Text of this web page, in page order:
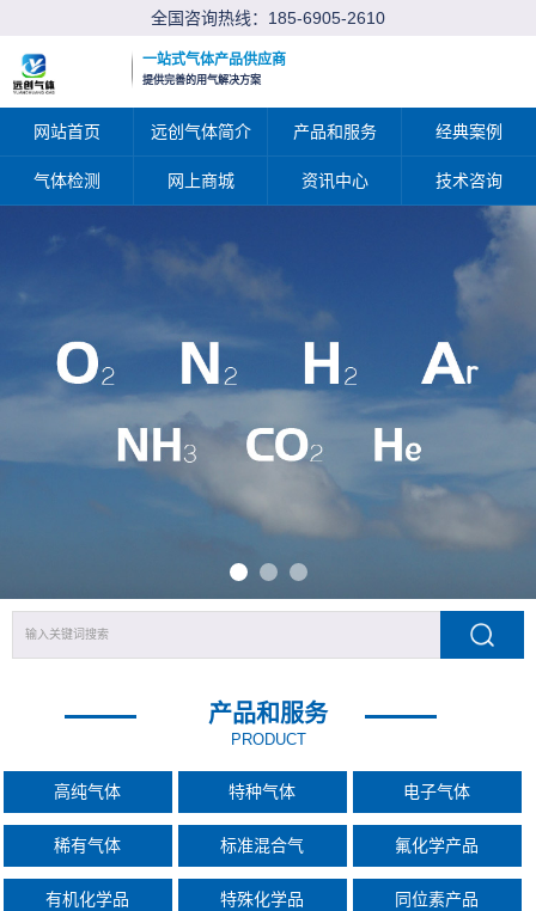
全国咨询热线： 185-6905-2610
一站式气体产品供应商
提供完善的用气解决方案
网站首页 远创气体简介 产品和服务 经典案例
气体检测 网上商城 资讯中心 技术咨询
产品和服务
PRODUCT
高纯气体 特种气体 电子气体
稀有气体 标准混合气 氟化学产品
有机化学品 特殊化学品 同位素产品